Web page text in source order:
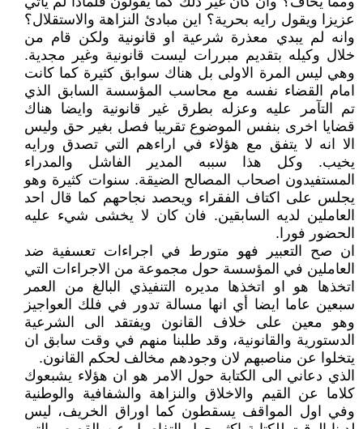
عزيزا ويقول رايه بحرية؟ اين مبادئ النزاهة والاستقلال؟
وانه لم يبدي معذرة شرعية او قانونية ولكن قام من
خلال وكيله بتقديم مبررات ليست قانونية وغير مجدية.
وهي ليس المرة الاولى بل هناك سوابق كثيرة كما كانت
امام القضاء نفسه مع محاسب المؤسسة السابق الذي
تم التآمر عليه وعزله بطرق غير قانونية وايضا هناك
قضايا اخرى بنفس الموضوع تقريبا فصل بغير حق وليس
الا انه لا يتفق مع هؤلاء في اراءهم التي تصدق ورايه
يخيب. وكل هذا سببه المدير الفاشل والمدراء
المستفيدون اصحاب المصالح الضيقة. سنوات كثيرة وهو
يجلس على اكتاف الفقراء ويحصد نجاحهم كما قال احد
العاملين لديه السابقين. فان كان لا يخشى شيء عليه
الحضور فورا.
ان صح التعبير فهو متورط في اجراءات تعسفية ضد
العاملين في المؤسسة حول مجموعة من الاجراءات التي
اتخذها هو او اتخذها مديره التنفيذي البالغ من العمر
سبعين عاما ايضا أي انها مسالة تدور في فلك العواجيز
وهو معين على خلاف القانون ويفتقد الى الشرعية
الدستورية والقانونية، وقد طلبنا منهم في وقت سابق ان
يتخلوا عن مناصبهم لان وجودهم مخالف لحكم القانون.
الذي دعاني الى الكتابة حول الامر هو ان هؤلاء يشبعوك
كلاما عن القيم والاخلاق والنزاهة والشفافية والوطنية
وفي اول المواقف يسقطون كما اوراق الخريف، ليس